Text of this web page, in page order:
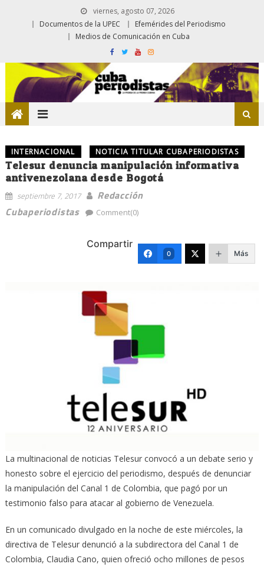
viernes, agosto 07, 2026
Documentos de la UPEC
Efemérides del Periodismo
Medios de Comunicación en Cuba
INTERNACIONAL NOTICIA TITULAR CUBAPERIODISTAS
Telesur denuncia manipulación informativa
antivenezolana desde Bogotá
septiembre 7, 2017
Redacción
Cubaperiodistas
Comment(0)
Compartir
0 Más
La multinacional de noticias Telesur convocó a un debate serio y
honesto sobre el ejercicio del periodismo, después de denunciar
la manipulación del Canal 1 de Colombia, que pagó por un
testimonio falso para atacar al gobierno de Venezuela.
En un comunicado divulgado en la noche de este miércoles, la
directiva de Telesur denunció a la subdirectora del Canal 1 de
Colombia, Claudia Cano, quien ofreció ocho millones de pesos